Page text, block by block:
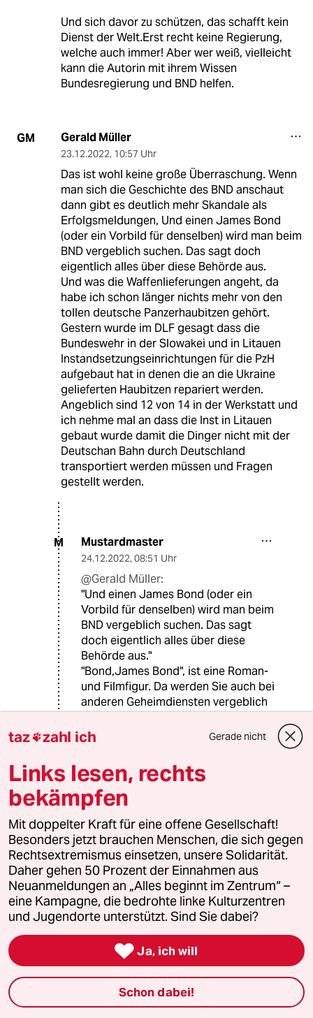
Und sich davor zu schützen, das schafft kein
Dienst der Welt.Erst recht keine Regierung,
welche auch immer! Aber wer weiß, vielleicht
kann die Autorin mit ihrem Wissen
Bundesregierung und BND helfen.
GM Gerald Müller
23.12.2022, 10:57 Uhr
Das ist wohl keine große Überraschung. Wenn
man sich die Geschichte des BND anschaut
dann gibt es deutlich mehr Skandale als
Erfolgsmeldungen, Und einen James Bond
(oder ein Vorbild für denselben) wird man beim
BND vergeblich suchen. Das sagt doch
eigentlich alles über diese Behörde aus.
Und was die Waffenlieferungen angeht, da
habe ich schon länger nichts mehr von den
tollen deutsche Panzerhaubitzen gehört.
Gestern wurde im DLF gesagt dass die
Bundeswehr in der Slowakei und in Litauen
Instandsetzungseinrichtungen für die PzH
aufgebaut hat in denen die an die Ukraine
gelieferten Haubitzen repariert werden.
Angeblich sind 12 von 14 in der Werkstatt und
ich nehme mal an dass die Inst in Litauen
gebaut wurde damit die Dinger nicht mit der
Deutschan Bahn durch Deutschland
transportiert werden müssen und Fragen
gestellt werden.
M Mustardmaster
24.12.2022, 08:51 Uhr
@Gerald Müller:
"Und einen James Bond (oder ein
Vorbild für denselben) wird man beim
BND vergeblich suchen. Das sagt
doch eigentlich alles über diese
Behörde aus."
"Bond,James Bond", ist eine Roman-
und Filmfigur. Da werden Sie auch bei
anderen Geheimdiensten vergeblich
tatsächlich einen so einen
universalen Supertopagenten
gibt,glauben Sie das irgendein
GEHEIMdienst dessen Existenz
zugeben wird? Es ist auch i.d.R. nicht
üblich über geheime Operationen
und deren Erfolge die Öffentlichkeit
zu informieren.Oder nur in einem sehr
eingeschränkten Maß. Zudem ist es
doch von Vorteil,wenn man vom
Gegner unterschätzt wird.Das Bild
vom schusseligen, bedingt
einsatzfähigen BND könnte auch ganz
bewußt aufgebaut worden sein! Oder
auch nicht. Wie soll man das als
normal Sterblicher mit Sicherheit
wissen?
taz zahl ich Gerade nicht
Links lesen, rechts
bekämpfen
Mit doppelter Kraft für eine offene Gesellschaft!
Besonders jetzt brauchen Menschen, die sich gegen
Rechtsextremismus einsetzen, unsere Solidarität.
Daher gehen 50 Prozent der Einnahmen aus
Neuanmeldungen an „Alles beginnt im Zentrum“ –
eine Kampagne, die bedrohte linke Kulturzentren
und Jugendorte unterstützt. Sind Sie dabei?
 Ja, ich will
Schon dabei!